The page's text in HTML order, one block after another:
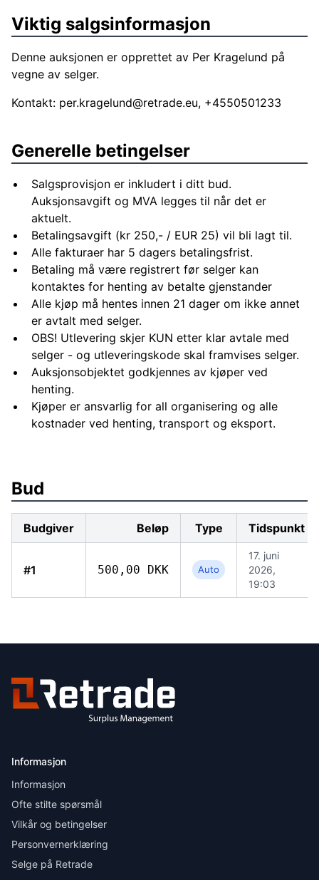
Viktig salgsinformasjon
Denne auksjonen er opprettet av Per Kragelund på
vegne av selger.
Kontakt: per.kragelund@retrade.eu, +4550501233
Generelle betingelser
Salgsprovisjon er inkludert i ditt bud.
Auksjonsavgift og MVA legges til når det er
aktuelt.
Betalingsavgift (kr 250,- / EUR 25) vil bli lagt til.
Alle fakturaer har 5 dagers betalingsfrist.
Betaling må være registrert før selger kan
kontaktes for henting av betalte gjenstander
Alle kjøp må hentes innen 21 dager om ikke annet
er avtalt med selger.
OBS! Utlevering skjer KUN etter klar avtale med
selger - og utleveringskode skal framvises selger.
Auksjonsobjektet godkjennes av kjøper ved
henting.
Kjøper er ansvarlig for all organisering og alle
kostnader ved henting, transport og eksport.
Bud
Budgiver Beløp Type Tidspunkt
#1 500,00 DKK Auto
17. juni
2026,
19:03
Informasjon
Informasjon
Ofte stilte spørsmål
Vilkår og betingelser
Personvernerklæring
Selge på Retrade